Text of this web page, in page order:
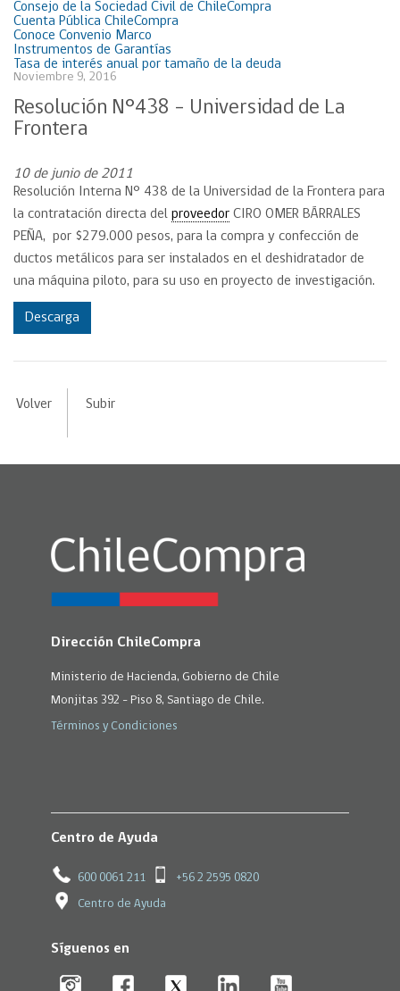
Consejo de la Sociedad Civil de ChileCompra
Cuenta Pública ChileCompra
Conoce Convenio Marco
Instrumentos de Garantías
Tasa de interés anual por tamaño de la deuda
Noviembre 9, 2016
Resolución N°438 – Universidad de La
Frontera
10 de junio de 2011
Resolución Interna N° 438 de la Universidad de la Frontera para
la contratación directa del proveedor CIRO OMER BÁRRALES
PEÑA, por $279.000 pesos, para la compra y confección de
ductos metálicos para ser instalados en el deshidratador de
una máquina piloto, para su uso en proyecto de investigación.
Descarga
Volver Subir
Dirección ChileCompra
Ministerio de Hacienda, Gobierno de Chile
Monjitas 392 - Piso 8, Santiago de Chile.
Términos y Condiciones
Centro de Ayuda
600 0061 211 +56 2 2595 0820
Centro de Ayuda
Síguenos en